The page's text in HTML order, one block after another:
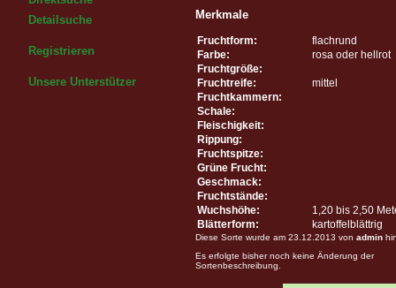
Detailsuche
Registrieren
Unsere Unterstützer
Merkmale
Fruchtform:
flachrund
Farbe:
rosa oder hellrot
Fruchtgröße:
Fruchtreife:
mittel
Fruchtkammern:
Schale:
Fleischigkeit:
Rippung:
Fruchtspitze:
Grüne Frucht:
Geschmack:
Fruchtstände:
Wuchshöhe:
1,20 bis 2,50
Blätterform:
kartoffelblättrig
Diese Sorte wurde am 23.12.2013 von admin
Es erfolgte bisher noch keine Änderung der
Sortenbeschreibung.